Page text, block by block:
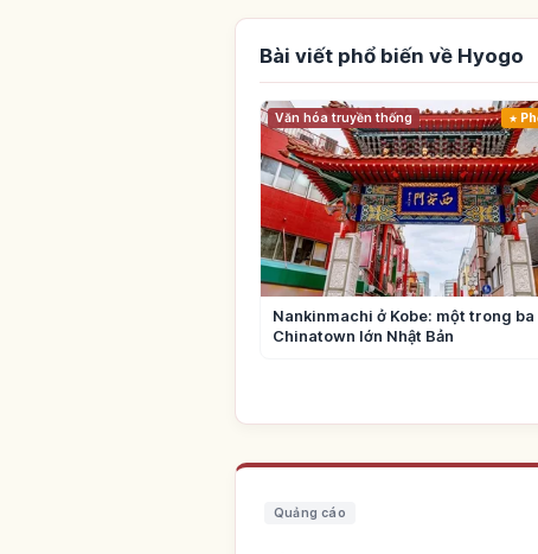
Bài viết phổ biến về Hyogo
Văn hóa truyền thống
Nankinmachi ở Kobe: một trong ba
Chinatown lớn Nhật Bản
Quảng cáo